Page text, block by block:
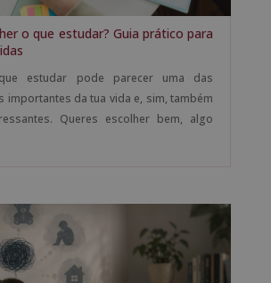
o que estudar? Guia prático para
estudar pode parecer uma das
importantes da tua vida e, sim, também
Queres escolher bem, algo